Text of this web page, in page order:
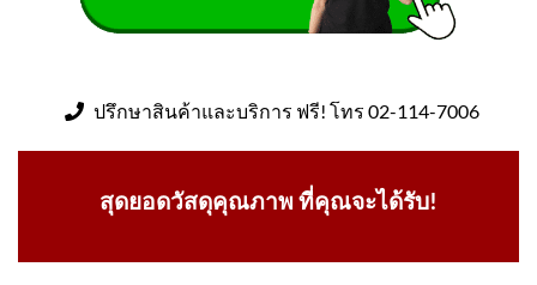
ปรึกษาสินค้าและบริการ ฟรี! โทร 02-114-7006
สุดยอดวัสดุคุณภาพ ที่คุณจะได้รับ!